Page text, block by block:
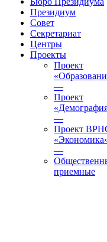
Президиум
Совет
Секретариат
Центры
Проекты
Проект
—
Проект
—
Проект
—
приемные